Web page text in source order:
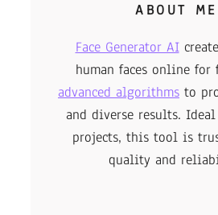
ABOUT ME
Face Generator AI
human faces online for
advanced algorithms to
and diverse results.
projects, this tool is
quality and